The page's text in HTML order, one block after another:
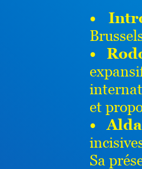
•
•
et
•
Sa